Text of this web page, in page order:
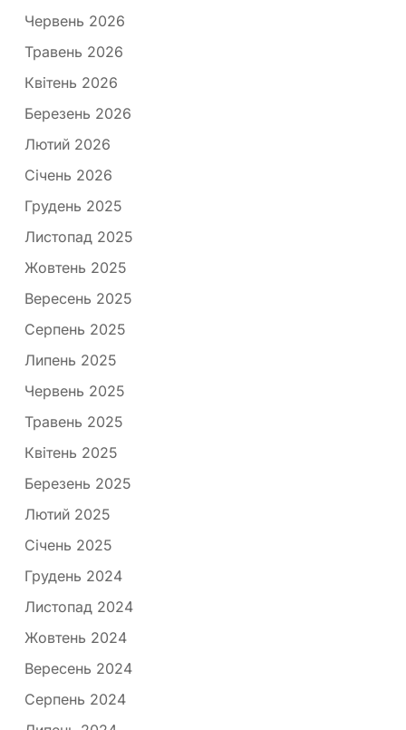
Червень 2026
Травень 2026
Квітень 2026
Березень 2026
Лютий 2026
Січень 2026
Грудень 2025
Листопад 2025
Жовтень 2025
Вересень 2025
Серпень 2025
Липень 2025
Червень 2025
Травень 2025
Квітень 2025
Березень 2025
Лютий 2025
Січень 2025
Грудень 2024
Листопад 2024
Жовтень 2024
Вересень 2024
Серпень 2024